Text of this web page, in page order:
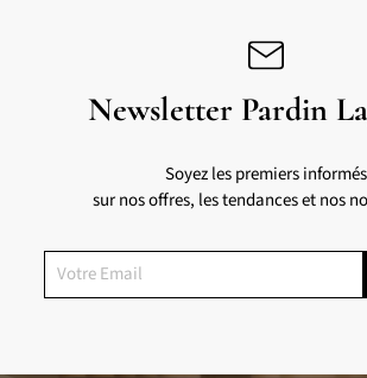
Newsletter Pardin
Soyez les premiers informés
sur nos offres, les tendances et nos